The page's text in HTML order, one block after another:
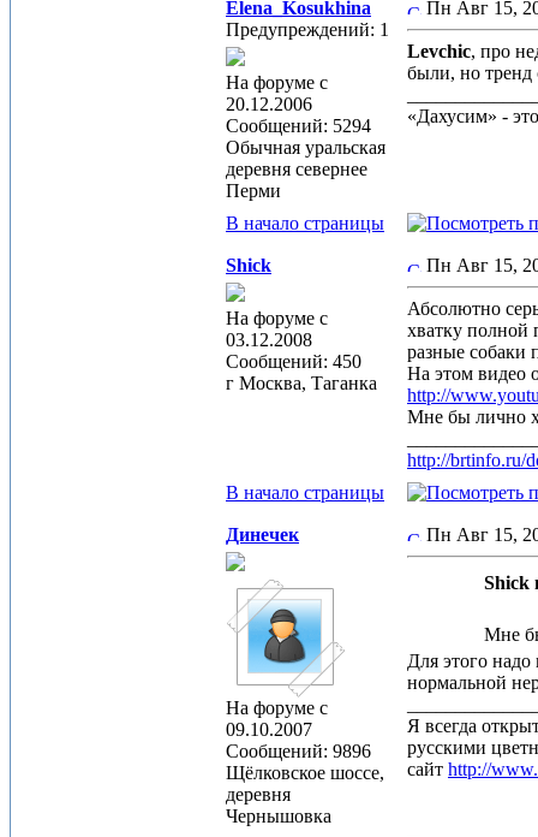
Elena_Kosukhina
Предупреждений: 1
На форуме с
20.12.2006
Сообщений: 5294
Обычная уральская
деревня севернее
Перми
Пн Авг 15,
Levchic, про
были, но тренд
«Дахусим» -
В начало страницы
Shick
На форуме с
03.12.2008
Сообщений: 450
г Москва, Таганка
Пн Авг 15,
Абсолютно
хватку полной
разные собаки
На этом видео
http://
Мне бы лично
http://brtinfo.ru/
В начало страницы
Динечек
На форуме с
09.10.2007
Сообщений: 9896
Щёлковское шоссе,
деревня
Чернышовка
Пн Авг 15,
Shick
Мне
Для этого надо
нормальной
Я всегда
русскими
сайт http://